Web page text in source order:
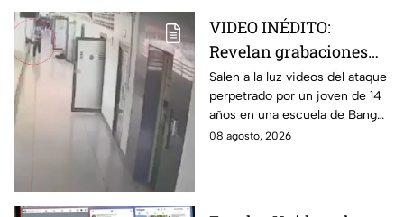
VIDEO INÉDITO:
Revelan grabaciones
del tiroteo escolar que
dejó múltiples víctimas
Salen a la luz videos del ataque
perpetrado por un joven de 14
años en una escuela de Bang
Kruai, Tailandia. El saldo es de
08 agosto, 2026